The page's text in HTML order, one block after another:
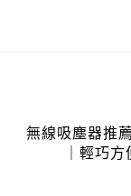
無線吸塵器推
｜輕巧